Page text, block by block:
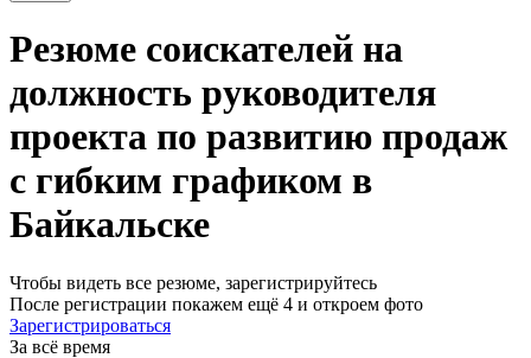
Резюме соискателей на
должность руководителя
проекта по развитию продаж
с гибким графиком в
Байкальске
Чтобы видеть все резюме, зарегистрируйтесь
После регистрации покажем ещё 4 и откроем фото
Зарегистрироваться
За всё время